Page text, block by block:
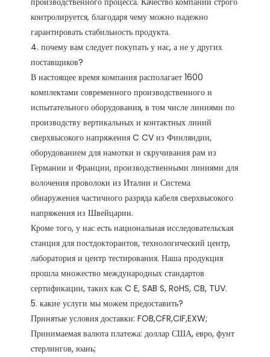
контролируется, благодаря чему можно надежно
гарантировать стабильность продукта.
4. почему вам следует покупать у нас, а не у других
поставщиков?
В настоящее время компания располагает 1600
комплектами современного производственного и
испытательного оборудования, в том числе линиями по
производству вертикальных и контактных линий
сверхвысокого напряжения C CV из Финляндии,
оборудованием для намотки и скручивания рам из
Германии и Франции, производственными линиями для
волочения проволоки из Италии и Система
обнаружения частичного разряда кабеля сверхвысокого
напряжения из Швейцарии.
Кроме того, у нас есть национальная исследовательская
станция для постдокторантов, технологический центр,
лаборатория и центр тестирования. Наша продукция
прошла множество международных стандартов
сертификации, таких как C E, SAB S, RoHS, CB, TUV.
5. какие услуги мы можем предоставить?
Принятые условия доставки: FOB,CFR,CIF,EXW;
Принимаемая валюта платежа: доллар США, евро, фунт
стерлингов, юань;